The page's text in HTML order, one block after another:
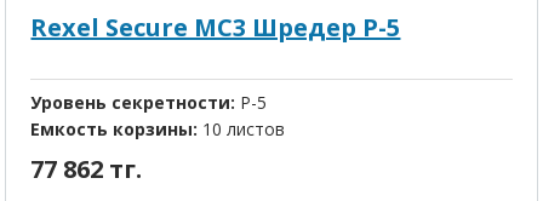
Rexel Secure MC3 Шредер P-5
Уровень секретности: P-5
Емкость корзины: 10 листов
77 862 тг.